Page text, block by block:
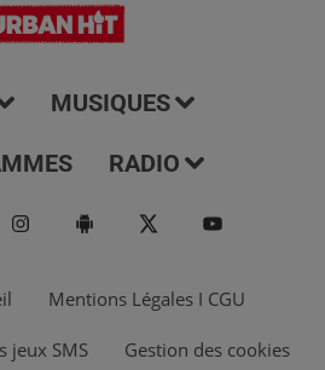
MUSIQUES
RADIO
Mentions Légales I CGU
jeux SMS Gestion des cookies